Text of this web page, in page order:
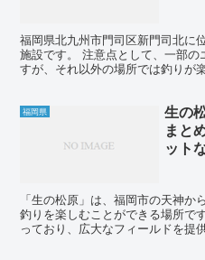
福岡県北九州市門司区新門司北に
施設です。 注意点として、一部
すが、それ以外の場所では釣りが
福岡県
生の
まと
ット
「生の松原」は、福岡市の天神か
釣りを楽しむことができる場所で
っており、広大なフィールドを提